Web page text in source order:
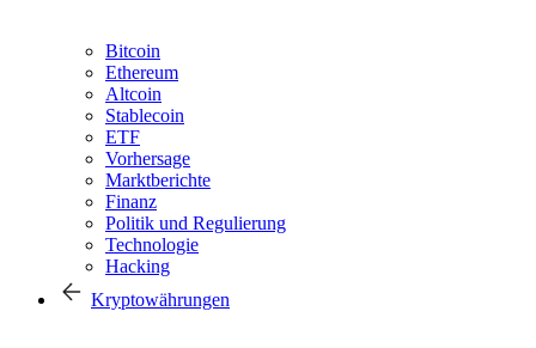
Bitcoin
Ethereum
Altcoin
Stablecoin
ETF
Vorhersage
Marktberichte
Finanz
Politik und Regulierung
Technologie
Hacking
Kryptowährungen